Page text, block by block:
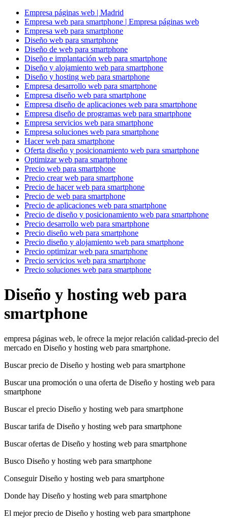
Empresa páginas web | Madrid
Empresa web para smartphone | Empresa páginas web
Empresa web para smartphone
Diseño web para smartphone
Diseño de web para smartphone
Diseño e implantación web para smartphone
Diseño y alojamiento web para smartphone
Diseño y hosting web para smartphone
Empresa desarrollo web para smartphone
Empresa diseño web para smartphone
Empresa diseño de aplicaciones web para smartphone
Empresa diseño de programas web para smartphone
Empresa servicios web para smartphone
Empresa soluciones web para smartphone
Hacer web para smartphone
Oferta diseño y posicionamiento web para smartphone
Optimizar web para smartphone
Precio web para smartphone
Precio crear web para smartphone
Precio de hacer web para smartphone
Precio de web para smartphone
Precio de aplicaciones web para smartphone
Precio de diseño y posicionamiento web para smartphone
Precio desarrollo web para smartphone
Precio diseño web para smartphone
Precio diseño y alojamiento web para smartphone
Precio optimizar web para smartphone
Precio servicios web para smartphone
Precio soluciones web para smartphone
Diseño y hosting web para
smartphone
empresa páginas web, le ofrece la mejor relación calidad-precio del
mercado en Diseño y hosting web para smartphone.
Buscar precio de Diseño y hosting web para smartphone
Buscar una promoción o una oferta de Diseño y hosting web para
smartphone
Buscar el precio Diseño y hosting web para smartphone
Buscar tarifa de Diseño y hosting web para smartphone
Buscar ofertas de Diseño y hosting web para smartphone
Busco Diseño y hosting web para smartphone
Conseguir Diseño y hosting web para smartphone
Donde hay Diseño y hosting web para smartphone
El mejor precio de Diseño y hosting web para smartphone